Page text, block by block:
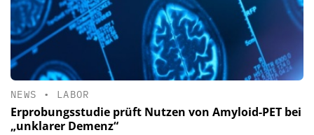
NEWS • LABOR
Erprobungsstudie prüft Nutzen von Amyloid-PET bei
„unklarer Demenz“